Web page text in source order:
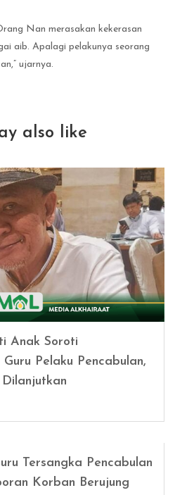
Nan merasakan kekerasan
aib. Apalagi pelakunya seorang
ujarnya.
also like
Anak Soroti
Pelaku Pencabulan,
Tersangka Pencabulan
Korban Berujung